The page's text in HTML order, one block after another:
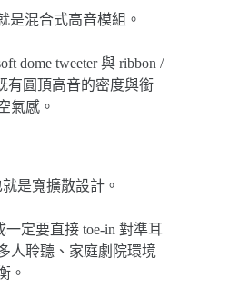
是混合式高音模組。
dome tweeter 與 ribbon /
有圓頂高音的密度與銜
氣感。
是寬擴散設計。
定要直接 toe-in 對準耳
人聆聽、家庭劇院環境
。